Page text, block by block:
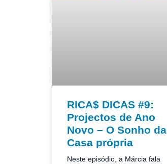
RICA$ DICAS #9:
Projectos de Ano
Novo – O Sonho da
Casa própria
Neste episódio, a Márcia fala